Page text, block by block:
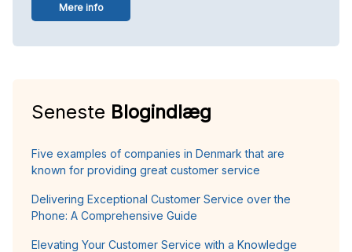
Mere info
Seneste Blogindlæg
Five examples of companies in Denmark that are
known for providing great customer service
Delivering Exceptional Customer Service over the
Phone: A Comprehensive Guide
Elevating Your Customer Service with a Knowledge